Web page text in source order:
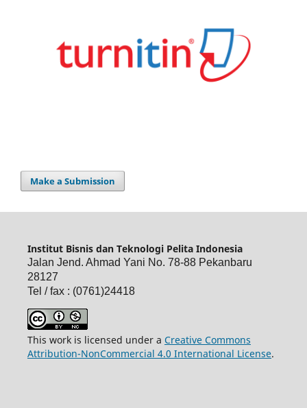
Make a Submission
Institut Bisnis dan Teknologi Pelita Indonesia
Jalan Jend. Ahmad Yani No. 78-88 Pekanbaru
28127
Tel / fax : (0761)24418
This work is licensed under a Creative Commons
Attribution-NonCommercial 4.0 International License.